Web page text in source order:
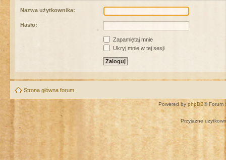
Nazwa użytkownika:
Hasło:
Zapamiętaj mnie
Ukryj mnie w tej sesji
Strona główna forum
Powered by phpBB® Forum
Przyjazne